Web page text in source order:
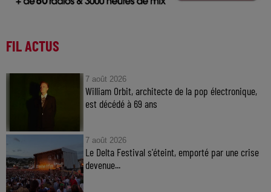
FIL ACTUS
7 août 2026
William Orbit, architecte de la pop électronique,
est décédé à 69 ans
7 août 2026
Le Delta Festival s'éteint, emporté par une crise
devenue...